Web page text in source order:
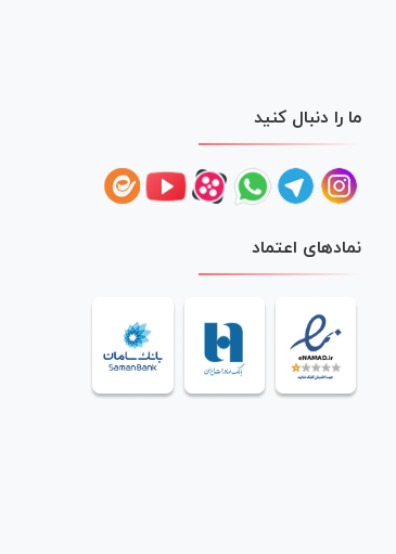
ما را دنبال کنید
نمادهای اعتماد